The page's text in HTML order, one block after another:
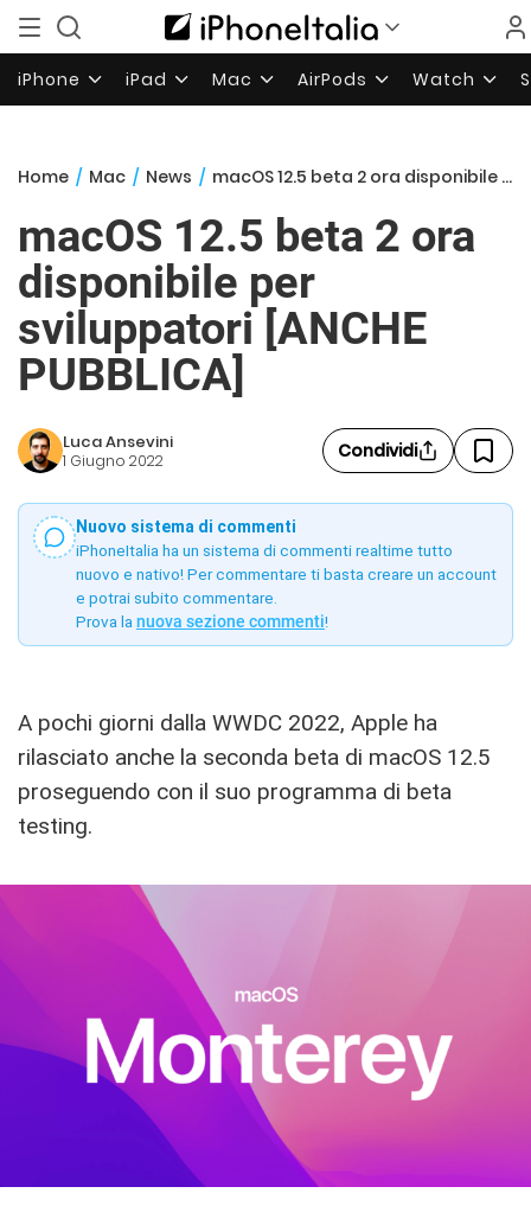
iPhone iPad Mac AirPods Watch
Home / Mac / News / macOS 12.5 beta 2 ora disponibile per sviluppatori [ANCHE PUBBLICA]
macOS 12.5 beta 2 ora
disponibile per
sviluppatori [ANCHE
PUBBLICA]
Luca Ansevini
1 Giugno 2022 Condividi
Nuovo sistema di commenti
iPhoneItalia ha un sistema di commenti realtime tutto
nuovo e nativo! Per commentare ti basta creare un account
e potrai subito commentare.
Prova la nuova sezione commenti!
A pochi giorni dalla WWDC 2022, Apple ha
rilasciato anche la seconda beta di macOS 12.5
proseguendo con il suo programma di beta
testing.